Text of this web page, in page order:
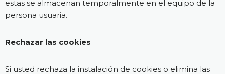
estas se almacenan temporalmente en el equipo de la
persona usuaria.
Rechazar las cookies
Si usted rechaza la instalación de cookies o elimina las